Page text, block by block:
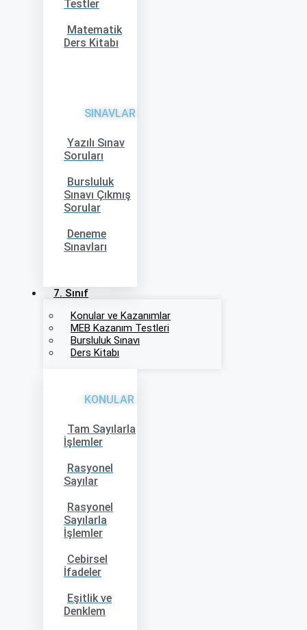
Testler
Matematik
Ders Kitabı
SINAVLAR
Yazılı Sınav
Soruları
Bursluluk
Sınavı Çıkmış
Sorular
Deneme
Sınavları
7. Sınıf
Konular ve Kazanımlar
MEB Kazanım Testleri
Bursluluk Sınavı
Ders Kitabı
KONULAR
Tam Sayılarla
İşlemler
Rasyonel
Sayılar
Rasyonel
Sayılarla
İşlemler
Cebirsel
İfadeler
Eşitlik ve
Denklem